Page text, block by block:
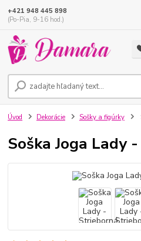
+421 948 445 898
(Po-Pia, 9-16 hod.)
Úvod Dekorácie Sošky a figúrky
Soška Joga Lady